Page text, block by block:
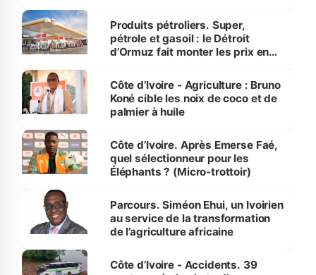
menacées
Produits pétroliers. Super,
pétrole et gasoil : le Détroit
d’Ormuz fait monter les prix en
Côte d’Ivoire - Agriculture : Bruno
Koné cible les noix de coco et de
palmier à huile
Côte d’Ivoire. Après Emerse Faé,
quel sélectionneur pour les
Éléphants ? (Micro-trottoir)
Parcours. Siméon Ehui, un Ivoirien
au service de la transformation
de l’agriculture africaine
Côte d’Ivoire - Accidents. 39